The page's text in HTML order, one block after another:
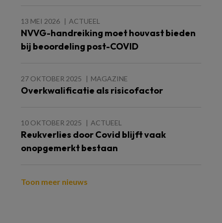
13 MEI 2026 ACTUEEL
NVVG-handreiking moet houvast bieden
bij beoordeling post-COVID
27 OKTOBER 2025 MAGAZINE
Overkwalificatie als risicofactor
10 OKTOBER 2025 ACTUEEL
Reukverlies door Covid blijft vaak
onopgemerkt bestaan
Toon meer nieuws